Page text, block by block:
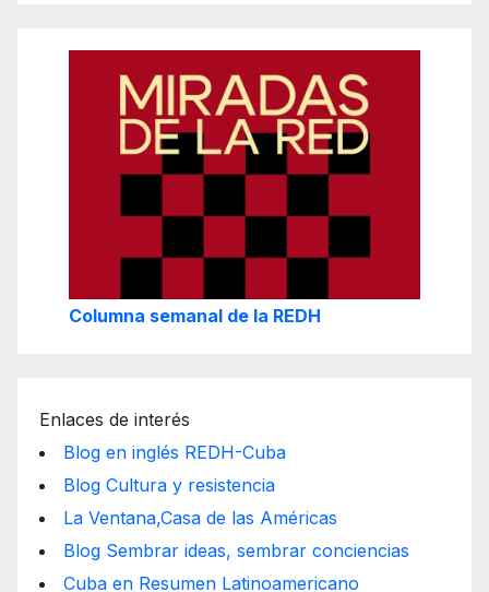
Columna semanal de la REDH
Enlaces de interés
Blog en inglés REDH-Cuba
Blog Cultura y resistencia
La Ventana,Casa de las Américas
Blog Sembrar ideas, sembrar conciencias
Cuba en Resumen Latinoamericano